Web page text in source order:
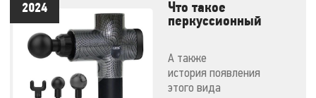
2024
Что такое
перкуссионный
пользоваться
А также
история появления
этого вида